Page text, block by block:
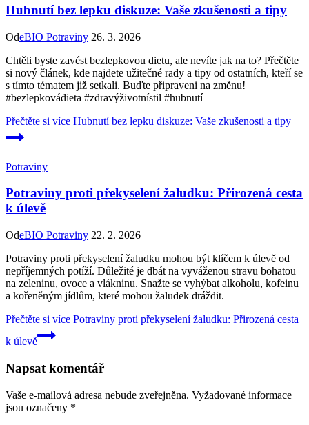
Hubnutí bez lepku diskuze: Vaše zkušenosti a tipy
OdeBIO Potraviny 26. 3. 2026
Chtěli byste zavést bezlepkovou dietu, ale nevíte jak na to? Přečtěte
si nový článek, kde najdete užitečné rady a tipy od ostatních, kteří se
s tímto tématem již setkali. Buďte připraveni na změnu!
#bezlepkovádieta #zdravýživotnístil #hubnutí
Přečtěte si více Hubnutí bez lepku diskuze: Vaše zkušenosti a tipy
Potraviny
Potraviny proti překyselení žaludku: Přirozená cesta
k úlevě
OdeBIO Potraviny 22. 2. 2026
Potraviny proti překyselení žaludku mohou být klíčem k úlevě od
nepříjemných potíží. Důležité je dbát na vyváženou stravu bohatou
na zeleninu, ovoce a vlákninu. Snažte se vyhýbat alkoholu, kofeinu
a kořeněným jídlům, které mohou žaludek dráždit.
Přečtěte si více Potraviny proti překyselení žaludku: Přirozená cesta
k úlevě
Napsat komentář
Vaše e-mailová adresa nebude zveřejněna. Vyžadované informace
jsou označeny *